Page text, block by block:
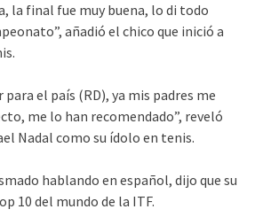
la final fue muy buena, lo di todo
añadió el chico que inició a
para el país (RD), ya mis padres me
me lo han recomendado”, reveló
Nadal como su ídolo en tenis.
hablando en español, dijo que su
10 del mundo de la ITF.